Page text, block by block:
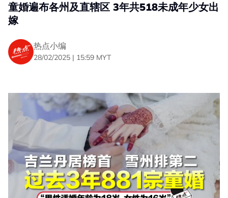
童婚遍布各州及直辖区 3年共518未成年少女出
嫁
热点小编
28/02/2025 | 15:59 MYT